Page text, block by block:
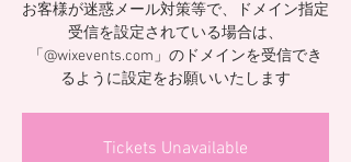
お客様が迷惑メール対策等で、ドメイン指定
受信を設定されている場合は、
「@wixevents.com」のドメインを受信でき
るように設定をお願いいたします
Tickets Unavailable